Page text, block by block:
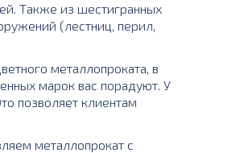
Также из шестигранных
(лестниц, перил,
металлопроката, в
марок вас порадуют. У
позволяет клиентам
металлопрокат с